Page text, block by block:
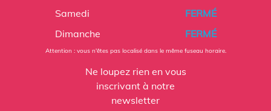
Samedi
FERMÉ
Dimanche
FERMÉ
Attention : vous n'êtes pas localisé dans le même fuseau horaire.
Ne loupez rien en vous
inscrivant à notre
newsletter